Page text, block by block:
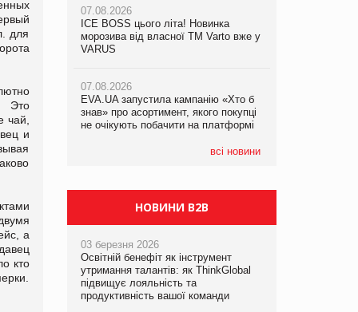
для
Это
чай,
и
а
кто
07.08.2026
ICE BOSS цього літа! Новинка
морозива від власної ТМ Varto вже у
VARUS
07.08.2026
EVA.UA запустила кампанію «Хто б
знав» про асортимент, якого покупці
не очікують побачити на платформі
всі новини
06.08.2026
Смачна новинка для хвостатих: у
VARUS з’явилися паучі Varto Paw
05.08.2026
Мережа супермаркетів VARUS купує
мережу магазинів формату
компанія налічуватиме 374 магазини
07.08.2026
Франція заборонила рекламні дзвінки
НОВИНИ B2B
03 березня 2026
Освітній бенефіт як інструмент
утримання талантів: як ThinkGlobal
підвищує лояльність та
продуктивність вашої команди